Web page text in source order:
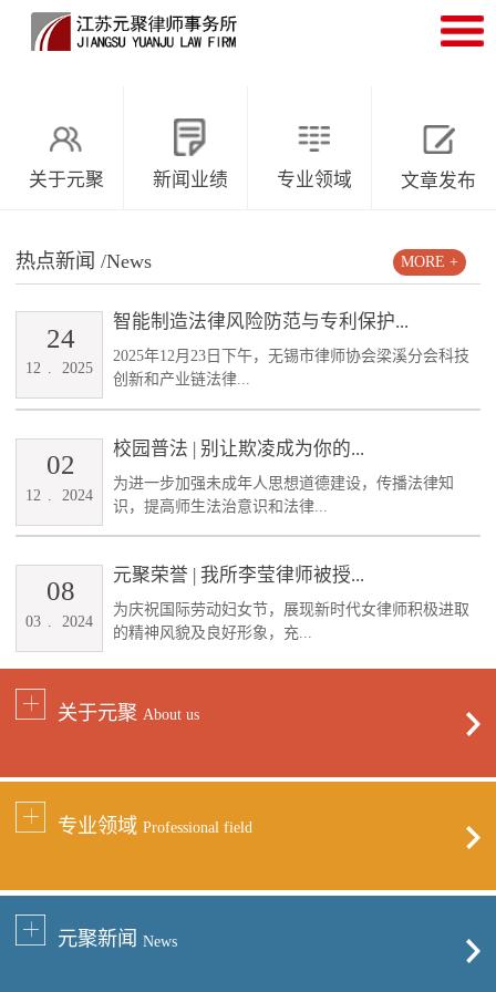
关于元聚 新闻业绩 专业领域 文章发布
热点新闻 /News
智能制造法律风险防范与专利保护...
2025年12月23日下午，无锡市律师协会梁溪分会科技
创新和产业链法律...
12 . 2025
24
校园普法 | 别让欺凌成为你的...
为进一步加强未成年人思想道德建设，传播法律知
识，提高师生法治意识和法律...
12 2024
02
元聚荣誉 | 我所李莹律师被授...
为庆祝国际劳动妇女节，展现新时代女律师积极进取
的精神风貌及良好形象，充...
03 2024
08
MORE +
关于元聚 About us
专业领域 Professional field
元聚新闻 News